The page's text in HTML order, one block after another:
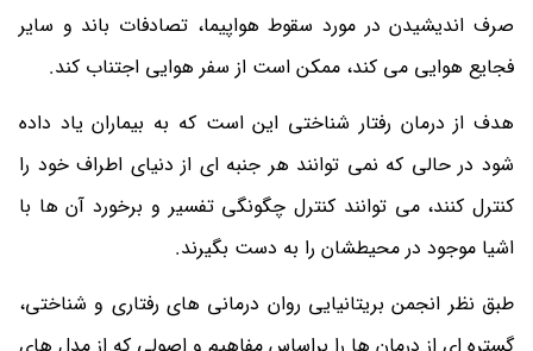
صرف اندیشیدن در مورد سقوط هواپیما، تصادفات باند و سایر
فجایع هوایی می کند، ممکن است از سفر هوایی اجتناب کند.
هدف از درمان رفتار شناختی این است که به بیماران یاد داده
شود در حالی که نمی توانند هر جنبه ای از دنیای اطراف خود را
کنترل کنند، می توانند کنترل چگونگی تفسیر و برخورد آن ها با
اشیا موجود در محیطشان را به دست بگیرند.
طبق نظر انجمن بریتانیایی روان درمانی های رفتاری و شناختی،